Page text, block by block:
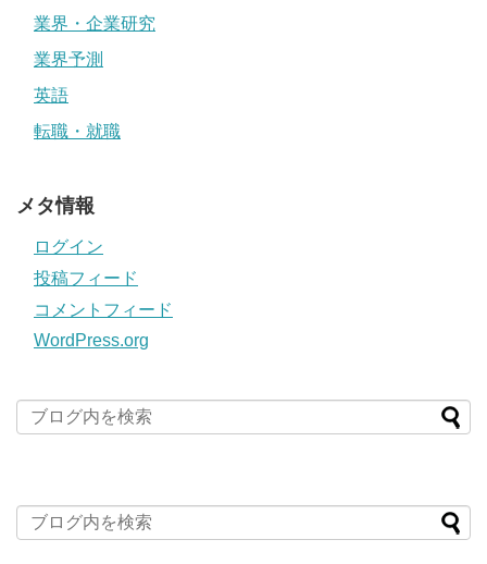
業界・企業研究
業界予測
英語
転職・就職
メタ情報
ログイン
投稿フィード
コメントフィード
WordPress.org